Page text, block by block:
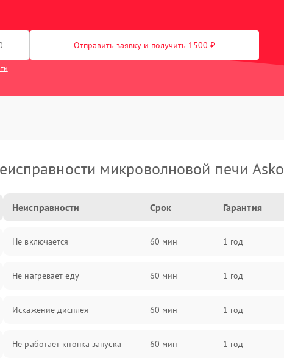
Отправить заявку и получить 1500 ₽
микроволновой печи Asko
Неисправности Срок Гарантия
Не включается 60 мин 1 год
Не нагревает еду 60 мин 1 год
Искажение дисплея 60 мин 1 год
Не работает кнопка запуска 60 мин 1 год